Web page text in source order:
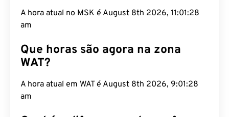
A hora atual no MSK é August 8th 2026, 11:01:29
am
Que horas são agora na zona
WAT?
A hora atual em WAT é August 8th 2026, 9:01:29
am